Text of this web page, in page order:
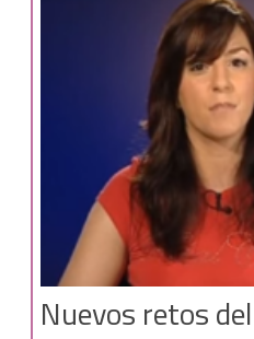
RELIGIÓN
FUERA
DE
LA
ESCUELA.»
Nuevos retos